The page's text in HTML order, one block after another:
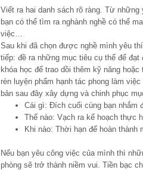
Viết ra hai danh sách rõ ràng. Từ
bạn có thể tìm ra nghành nghề có thể
việc…
Sau khi đã chọn được nghề mình yêu
tiếp: đề ra những mục tiêu cụ thể để
khóa học để trao dồi thêm kỹ năng
rèn luyện phẩm hạnh tác phong làm
bản sau đây xây dựng và chinh phục
Cái gì: Đích cuối cùng bạn nhắm
Thế nào: Vạch ra kế hoạch thực
Khi nào: Thời hạn để hoàn thành
Nếu bạn yêu công việc của mình thì
phòng sẽ trở thành niềm vui. Tiền bạc